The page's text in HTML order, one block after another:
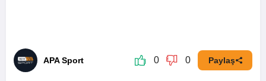
APA Sport 0 0 Paylaş